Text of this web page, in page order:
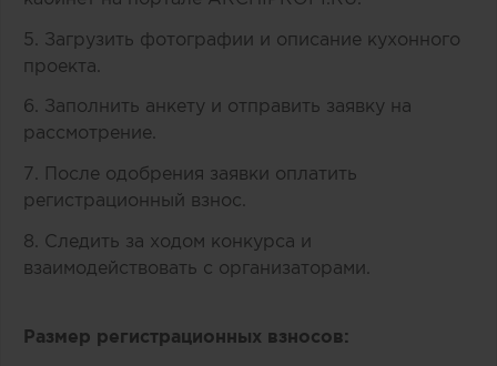
5. Загрузить фотографии и описание кухонного
проекта.
6. Заполнить анкету и отправить заявку на
рассмотрение.
7. После одобрения заявки оплатить
регистрационный взнос.
8. Следить за ходом конкурса и
взаимодействовать с организаторами.
Размер регистрационных взносов: